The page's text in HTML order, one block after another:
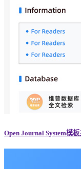
Open Journal System模